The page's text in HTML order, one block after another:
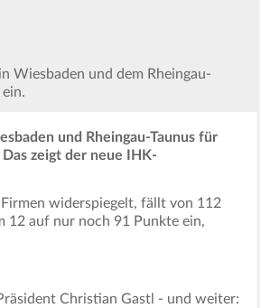
Wiesbaden und dem Rheingau-
und Rheingau-Taunus für
zeigt der neue IHK-
widerspiegelt, fällt von 112
12 auf nur noch 91 Punkte ein,
Christian Gastl - und weiter: